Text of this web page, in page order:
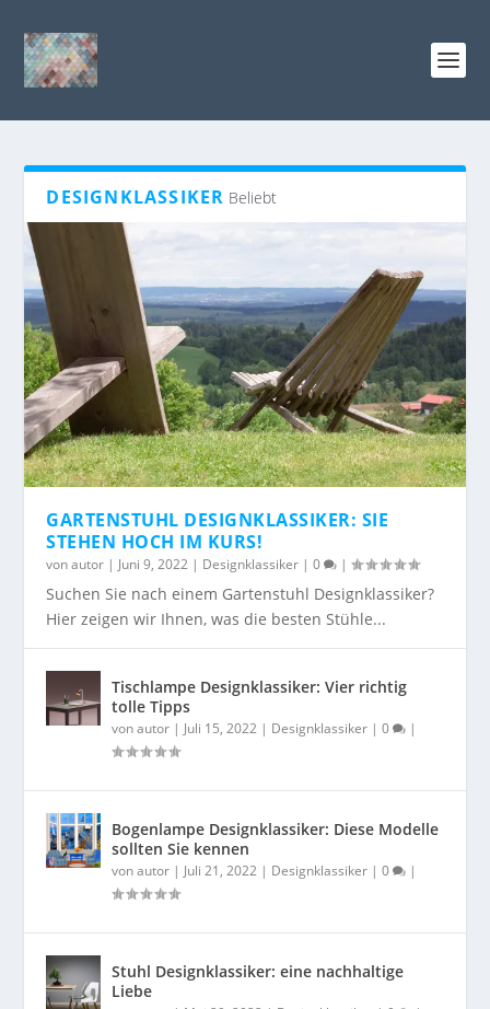
DESIGNKLASSIKER Beliebt
GARTENSTUHL DESIGNKLASSIKER: SIE
STEHEN HOCH IM KURS!
vonautor | Juni 9, 2022 | Designklassiker |0 |
Suchen Sie nach einem Gartenstuhl Designklassiker?
Hier zeigen wir Ihnen, was die besten Stühle...
Tischlampe Designklassiker: Vier richtig
tolle Tipps
vonautor | Juli 15, 2022 | Designklassiker |0 |
Bogenlampe Designklassiker: Diese Modelle
sollten Sie kennen
vonautor | Juli 21, 2022 | Designklassiker |0 |
Stuhl Designklassiker: eine nachhaltige
Liebe